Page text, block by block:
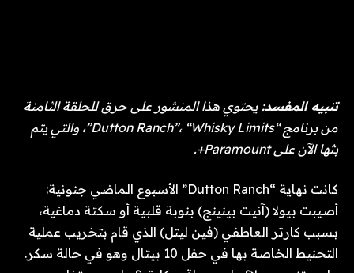
تنبيه المفسد:يحتوي هذا المنشور على حرق للحلقة الثامنة
من برنامج “Dutton Ranch”، “Whisky Limits”، والتي يتم
بثها الآن على Paramount+.
كانت نهاية “Dutton Ranch” الأسبوع الماضي جنونية:
أصيبت بيولا (آنيت بينينج) بنوبة قلبية أو سكتة دماغية،
بسبب كارتر العاطفي (فين ليتل) الذي قام بتخريب عملية
التحنيط الخاصة بها في حفل 10 بيتال وهو في حالة سكر.